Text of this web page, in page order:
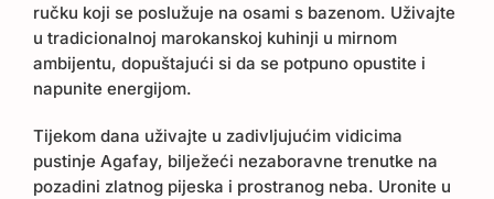
ručku koji se poslužuje na osami s bazenom. Uživajte
u tradicionalnoj marokanskoj kuhinji u mirnom
ambijentu, dopuštajući si da se potpuno opustite i
napunite energijom.
Tijekom dana uživajte u zadivljujućim vidicima
pustinje Agafay, bilježeći nezaboravne trenutke na
pozadini zlatnog pijeska i prostranog neba. Uronite u